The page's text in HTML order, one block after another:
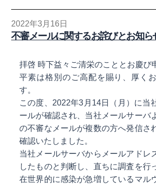
2022年3月16日
不審メールに関するお詫びとお知ら
拝啓 時下益々ご清栄のこととお慶び
平素は格別のご高配を賜り、厚く
す。
この度、2022年3月14日（月）に当
ールが確認され、当社メールサーバ
の不審なメールが複数の方へ発信さ
確認いたしました。
当社メールサーバからメールアドレ
したものと判断し、直ちに調査を行
在世界的に感染が急増しているマル